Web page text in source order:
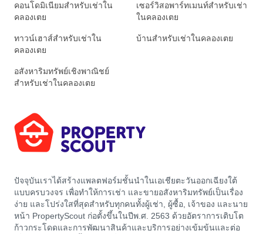
คอนโดมิเนียมสำหรับเช่าใน
คลองเตย
เซอร์วิสอพาร์ทเมนท์สำหรับเช่า
ในคลองเตย
ทาวน์เฮาส์สำหรับเช่าใน
คลองเตย
บ้านสำหรับเช่าในคลองเตย
อสังหาริมทรัพย์เชิงพาณิชย์
สำหรับเช่าในคลองเตย
ปัจจุบันเราได้สร้างแพลตฟอร์มชั้นนำในเอเชียตะวันออกเฉียงใต้
แบบครบวงจร เพื่อทำให้การเช่า และขายอสังหาริมทรัพย์เป็นเรื่อง
ง่าย และโปร่งใสที่สุดสำหรับทุกคนทั้งผู้เช่า, ผู้ซื้อ, เจ้าของ และนาย
หน้า PropertyScout ก่อตั้งขึ้นในปีพ.ศ. 2563 ด้วยอัตราการเติบโต
ก้าวกระโดดและการพัฒนาสินค้าและบริการอย่างเข้มข้นและต่อ